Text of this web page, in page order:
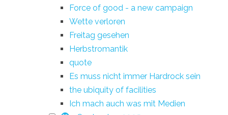
Force of good - a new campaign
Wette verloren
Freitag gesehen
Herbstromantik
quote
Es muss nicht immer Hardrock sein
the ubiquity of facilities
Ich mach auch was mit Medien